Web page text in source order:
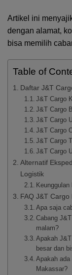
Artikel ini
dengan alamat,
bisa memilih
Table of
Daftar J&T
J&T Cargo
J&T Cargo
J&T Cargo
J&T Cargo
J&T Cargo
J&T Cargo
Alternatif
Logistik
FAQ J&T Cargo
Apa saja
Cabang
malam?
Apakah
besar dan
Apakah
Makassar?